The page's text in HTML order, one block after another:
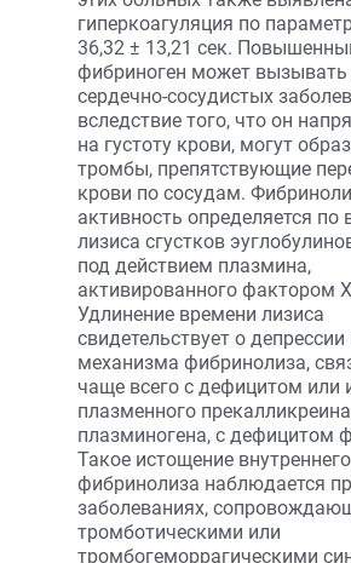
гиперкоагуляция по
36,32 ± 13,21 сек.
фибриноген может вызывать
сердечно-сосудистых
вследствие того, что он
на густоту крови, могут
тромбы, препятствующие
крови по сосудам.
активность определяется по
лизиса сгустков
под действием плазмина,
активированного фактором
Удлинение времени лизиса
свидетельствует о депрессии
механизма фибринолиза,
чаще всего с дефицитом или
плазменного
плазминогена, с дефицитом
Такое истощение
фибринолиза наблюдается
заболеваниях,
тромботическими или
тромбогеморрагическими